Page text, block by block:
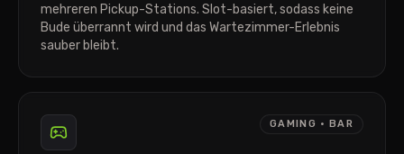
mehreren Pickup-Stations. Slot-basiert, sodass keine
Bude überrannt wird und das Wartezimmer-Erlebnis
sauber bleibt.
GAMING · BAR